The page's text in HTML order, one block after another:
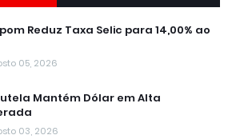
Reduz Taxa Selic para 14,00% ao
05, 2026
Mantém Dólar em Alta
03, 2026